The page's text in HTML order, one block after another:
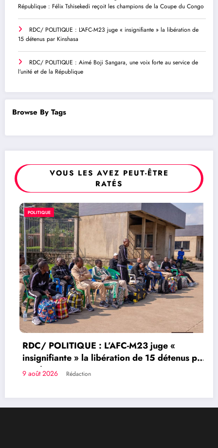
République : Félix Tshisekedi reçoit les champions de la Coupe du Congo
RDC/ POLITIQUE : L’AFC-M23 juge « insignifiante » la libération de
15 détenus par Kinshasa
RDC/ POLITIQUE : Aimé Boji Sangara, une voix forte au service de
l’unité et de la République
Browse By Tags
VOUS LES AVEZ PEUT-ÊTRE
RATÉS
POLITIQUE
RDC/ POLITIQUE : L’AFC-M23 juge «
insignifiante » la libération de 15 détenus par
Kinshasa
9 août 2026 Rédaction